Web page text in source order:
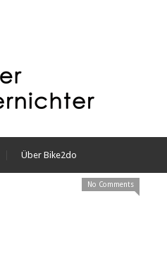
Über Bike2do
No Comments